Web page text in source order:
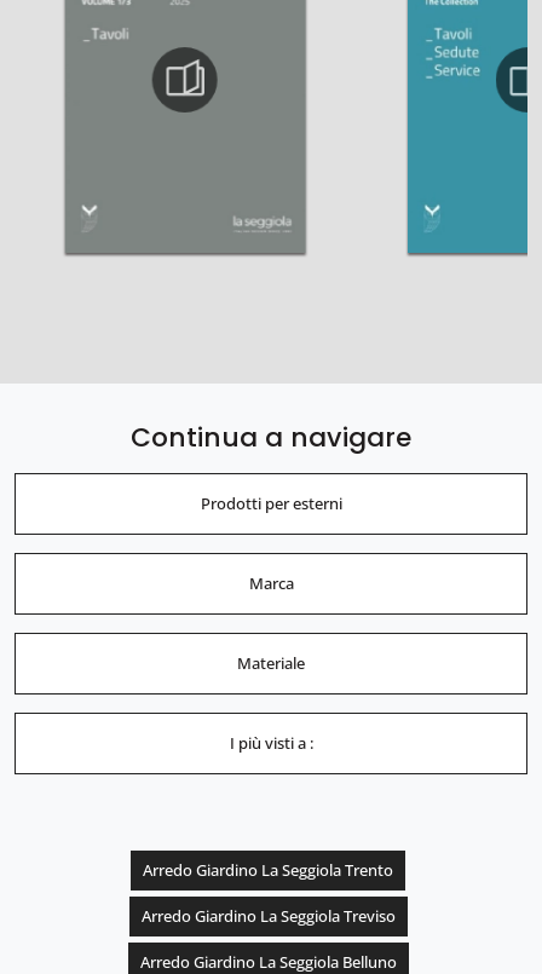
Continua a navigare
Prodotti per esterni
Marca
Materiale
I più visti a :
Arredo Giardino La Seggiola Trento
Arredo Giardino La Seggiola Treviso
Arredo Giardino La Seggiola Belluno